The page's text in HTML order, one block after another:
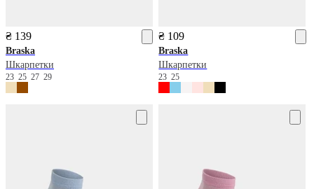
₴ 139
Braska
Шкарпетки
23 25 27 29
₴ 109
Braska
Шкарпетки
2325